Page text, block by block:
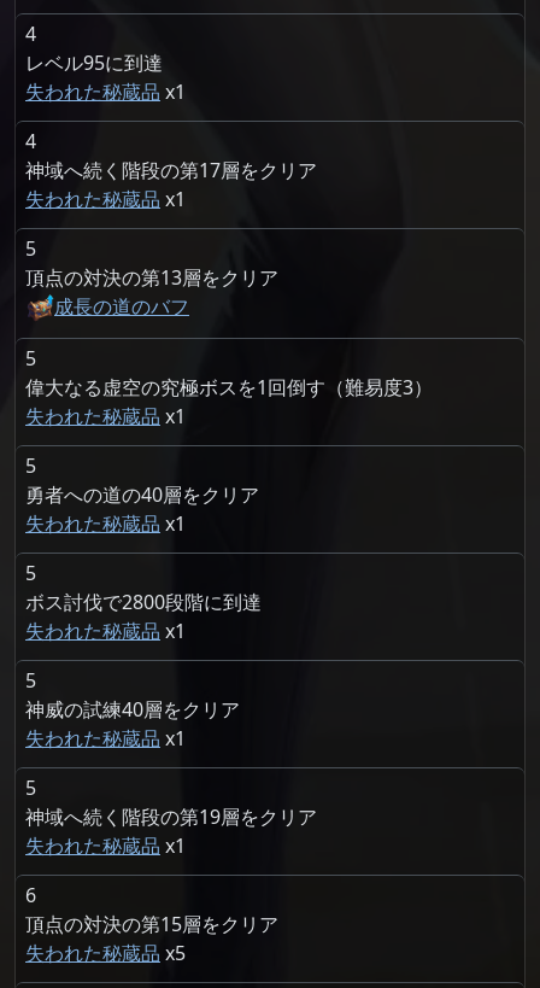
4
レベル95に到達
失われた秘蔵品
1
4
神域へ続く階段の第17層をクリア
失われた秘蔵品
1
5
頂点の対決の第13層をクリア
成長の道のバフ
5
偉大なる虚空の究極ボスを1回倒す（難易度3）
失われた秘蔵品
1
5
勇者への道の40層をクリア
失われた秘蔵品
1
5
ボス討伐で2800段階に到達
失われた秘蔵品
1
5
神威の試練40層をクリア
失われた秘蔵品
1
5
神域へ続く階段の第19層をクリア
失われた秘蔵品
1
6
頂点の対決の第15層をクリア
失われた秘蔵品
5